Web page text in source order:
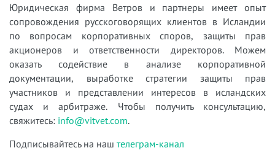
Юридическая фирма Ветров и партнеры имеет опыт
сопровождения русскоговорящих клиентов в Исландии
по вопросам корпоративных споров, защиты прав
акционеров и ответственности директоров. Можем
оказать содействие в анализе корпоративной
документации, выработке стратегии защиты прав
участников и представлении интересов в исландских
судах и арбитраже. Чтобы получить консультацию,
свяжитесь: info@vitvet.com.
Подписывайтесь на наш телеграм-канал